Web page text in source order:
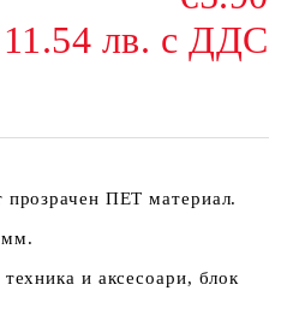
11.54 лв. с ДДС
ПЕТ материал.
мм.
и аксесоари, блок